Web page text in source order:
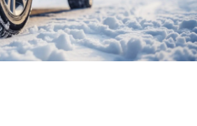
bij jou in de buurt
Merken: